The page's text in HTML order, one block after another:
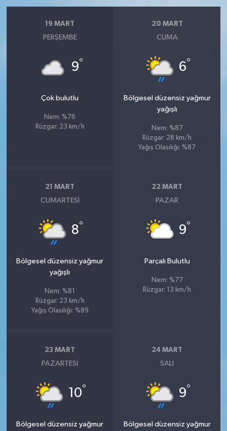
19 MART
PERŞEMBE
9°
Çok bulutlu
Nem: %76
Rüzgar: 23 km/h
20 MART
CUMA
6°
Bölgesel düzensiz yağmur
yağışlı
Nem: %87
Rüzgar: 28 km/h
Yağış Olasılığı: %87
21 MART
CUMARTESI
8°
Bölgesel düzensiz yağmur
yağışlı
Nem: %81
Rüzgar: 23 km/h
Yağış Olasılığı: %89
22 MART
PAZAR
9°
Parçalı Bulutlu
Nem: %77
Rüzgar: 13 km/h
23 MART
PAZARTESI
10°
Bölgesel düzensiz yağmur
24 MART
SALI
9°
Bölgesel düzensiz yağmur